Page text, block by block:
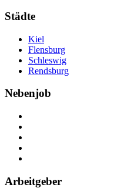
Städte
Kiel
Flensburg
Schleswig
Rendsburg
Nebenjob
Arbeitgeber